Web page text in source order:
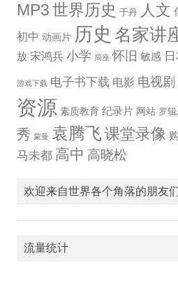
MP3 世界历史 于丹 人文
初中 动画片 历史 名家讲
放 宋鸿兵 小学 局座 怀旧 敏感
游戏下载 电子书下载 电影 电视剧
资源 素质教育 纪录片 网站 罗
秀 蒙曼 袁腾飞 课堂录像
马未都 高中 高晓松
欢迎来自世界各个角落的朋友们
流量统计